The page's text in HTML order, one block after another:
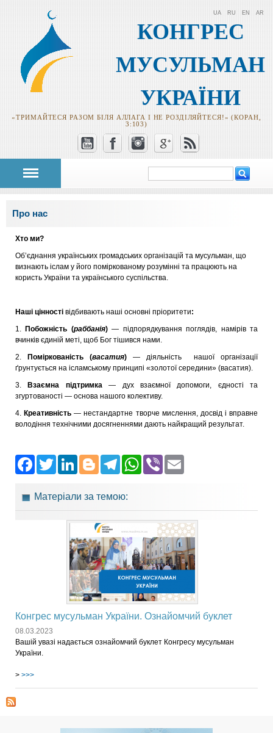
КОНГРЕС
МУСУЛЬМАН
УКРАЇНИ
«ТРИМАЙТЕСЯ РАЗОМ БІЛЯ АЛЛАГА І НЕ РОЗДІЛЯЙТЕСЯ!» (КОРАН,
3:103)
UA RU EN AR
Пошукова
Ви є тут
Про нас
Хто ми?
Об’єднання українських громадських організацій та мусульман, що
визнають іслам у його поміркованому розумінні та працюють на
користь України та українського суспільства.
Наші цінності відбивають наші основні пріоритети:
1. Побожність (раббанія)— підпорядкування поглядів, намірів та
вчинків єдиній меті, щоб Бог тішився нами.
2.
Поміркованість (васатия) — діяльність нашої організації
ґрунтується на ісламському принципі «золотої середини» (васатия).
3.
Взаємна підтримка— дух взаємної допомоги, єдності та
згуртованості — основа нашого колективу.
4. Креативність — нестандартне творче мислення, досвід і вправне
володіння технічними досягненнями дають найкращий результат.
Facebook
Twitter
LinkedIn
Blogger
Telegram
WhatsApp
Viber
Матеріали за темою:
Конгрес мусульман України. Ознайомчий буклет
08.03.2023
Вашій увазі надається ознайомчий буклет Конгресу мусульман
України.
> >>>